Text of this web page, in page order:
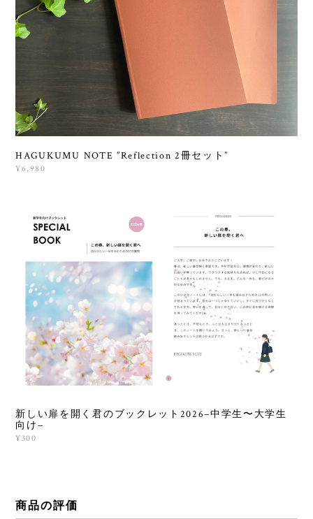
HAGUKUMU NOTE ”Reflection 2冊セット”
¥6,980
新しい扉を開く君のブックレット2026−中学生〜大学生
向け−
¥300
商品の評価